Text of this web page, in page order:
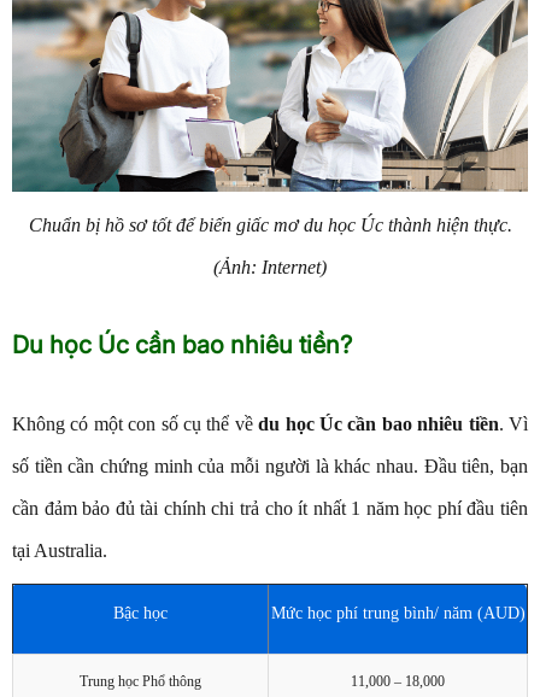
Chuẩn bị hồ sơ tốt để biến giấc mơ du học Úc thành hiện thực.
(Ảnh: Internet)
Du học Úc cần bao nhiêu tiền?
Không có một con số cụ thể vềdu học Úc cần bao nhiêu tiền. Vì
số tiền cần chứng minh của mỗi người là khác nhau. Đầu tiên, bạn
cần đảm bảo đủ tài chính chi trả cho ít nhất 1 năm học phí đầu tiên
tại Australia.
Bậc học Mức học phí trung bình/ năm (AUD)
Trung học Phổ thông 11,000 – 18,000